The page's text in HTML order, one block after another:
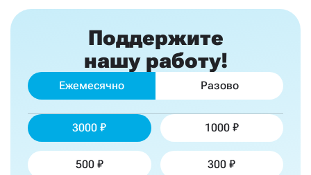
Поддержите
нашу работу!
Ежемесячно Разово
3000 1000
500 300